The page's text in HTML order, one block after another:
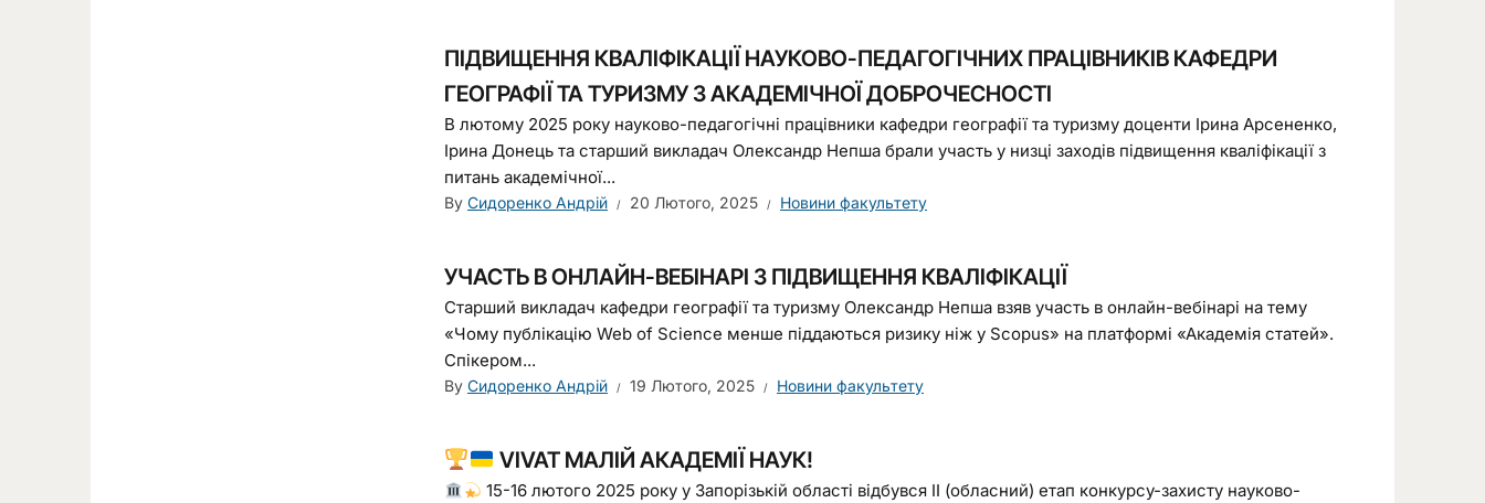
ПІДВИЩЕННЯ КВАЛІФІКАЦІЇ НАУКОВО-ПЕДАГОГІЧНИХ ПРАЦІВНИКІВ КАФЕДРИ
ГЕОГРАФІЇ ТА ТУРИЗМУ З АКАДЕМІЧНОЇ ДОБРОЧЕСНОСТІ
В лютому 2025 року науково-педагогічні працівники кафедри географії та туризму доценти Ірина Арсененко,
Ірина Донець та старший викладач Олександр Непша брали участь у низці заходів підвищення кваліфікації з
питань академічної...
By Сидоренко Андрій 20 Лютого, 2025 Новини факультету
УЧАСТЬ В ОНЛАЙН-ВЕБІНАРІ З ПІДВИЩЕННЯ КВАЛІФІКАЦІЇ
Старший викладач кафедри географії та туризму Олександр Непша взяв участь в онлайн-вебінарі на тему
«Чому публікацію Web of Science менше піддаються ризику ніж у Scopus» на платформі «Академія статей».
Спікером...
By Сидоренко Андрій 19 Лютого, 2025 Новини факультету
VIVAT МАЛІЙ АКАДЕМІЇ НАУК!
15-16 лютого 2025 року у Запорізькій області відбувся ІІ (обласний) етап конкурсу-захисту науково-